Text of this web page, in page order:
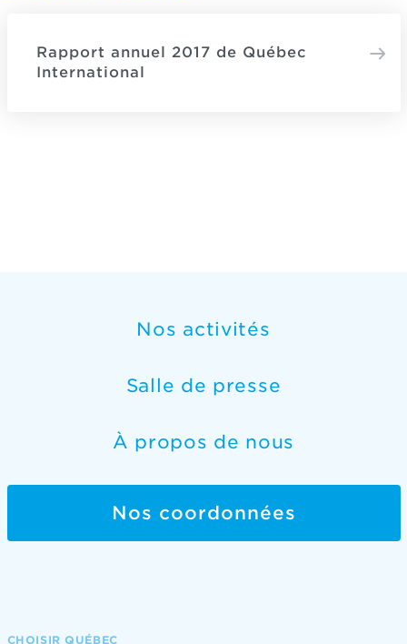
Rapport annuel 2017 de Québec
International
Nos activités
Salle de presse
À propos de nous
Nos coordonnées
CHOISIR QUÉBEC